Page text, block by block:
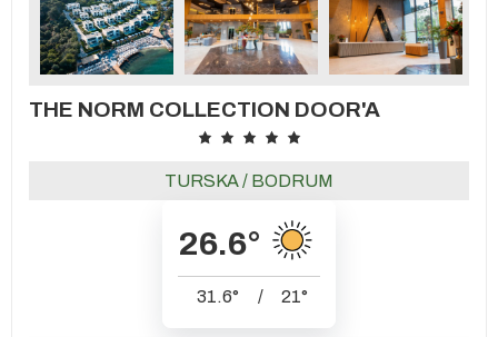
THE NORM COLLECTION DOOR'A
TURSKA/ BODRUM
26.6°
31.6° / 21°